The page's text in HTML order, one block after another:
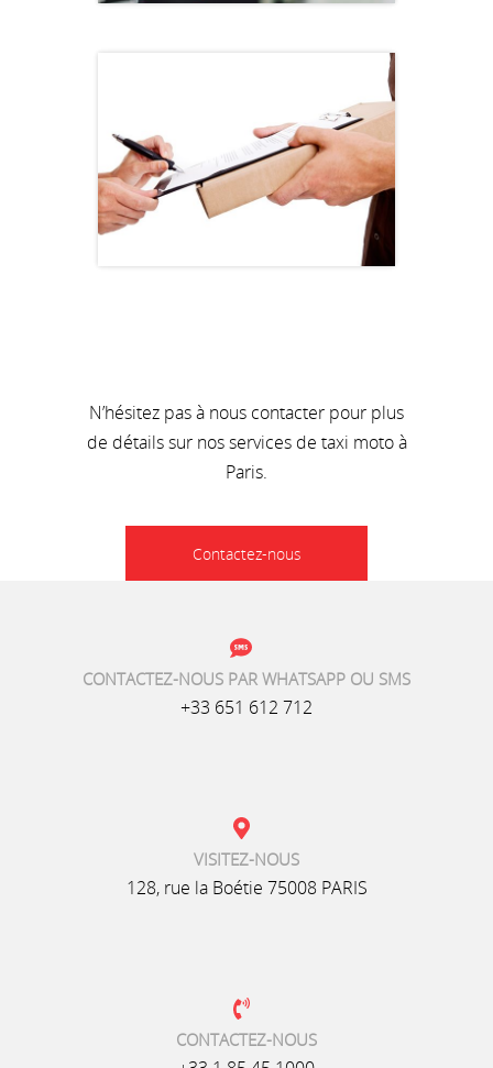
N’hésitez pas à nous contacter pour plus
de détails sur nos services de taxi moto à
Paris.
Contactez-nous
CONTACTEZ-NOUS PAR WHATSAPP OU SMS
+33 651 612 712
VISITEZ-NOUS
128, rue la Boétie 75008 PARIS
CONTACTEZ-NOUS